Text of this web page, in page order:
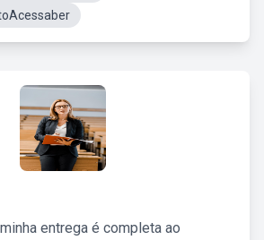
entrega é completa ao